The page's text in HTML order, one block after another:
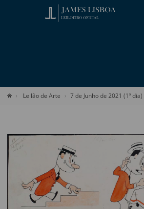
Leilão de Arte 7 de Junho de 2021 (1º dia)